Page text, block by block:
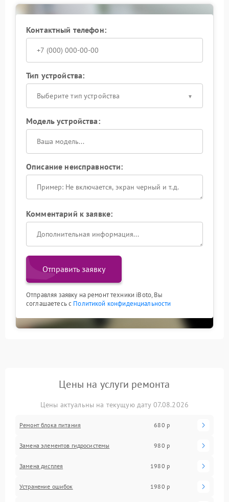
Контактный телефон:
Тип устройства:
Выберите тип устройства
Модель устройства:
Описание неисправности:
Комментарий к заявке:
Отправить заявку
Отправляя заявку на ремонт техники iBoto, Вы
соглашаетесь с Политикой конфиденциальности
Цены на услуги ремонта
Цены актуальны на текущую дату 07.08.2026
Ремонт блока питания 680 р
Замена элементов гидросистемы 980 р
Замена дисплея 1980 р
Устранение ошибок 1980 р